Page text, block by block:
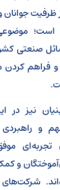
ظرفیت
است؛
صنعتی
و فراهم
نیز در
و
و